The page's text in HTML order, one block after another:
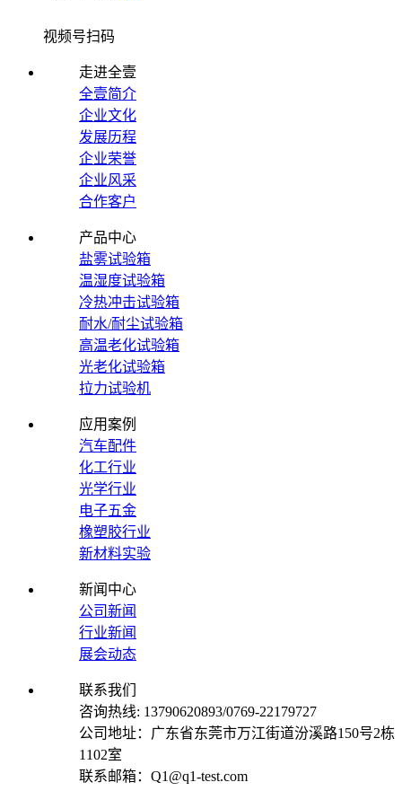
视频号扫码
走进全壹
全壹简介
企业文化
发展历程
企业荣誉
企业风采
合作客户
产品中心
盐雾试验箱
温湿度试验箱
冷热冲击试验箱
耐水/耐尘试验箱
高温老化试验箱
光老化试验箱
拉力试验机
应用案例
汽车配件
化工行业
光学行业
电子五金
橡塑胶行业
新材料实验
新闻中心
公司新闻
行业新闻
展会动态
联系我们
咨询热线: 13790620893/0769-22179727
公司地址：广东省东莞市万江街道汾溪路150号2栋
1102室
联系邮箱：Q1@q1-test.com